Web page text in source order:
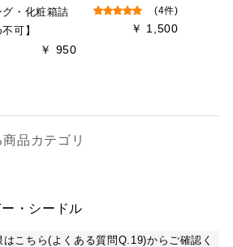
グ・化粧箱詰
可】
￥ 950
(4件)
￥ 1,500
品カテゴリ
・シードル
こちら(よくある質問Q.19)からご確認く